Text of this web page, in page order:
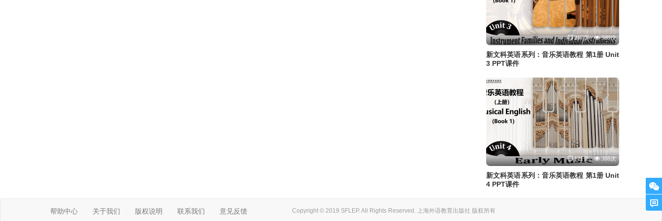
217页 580次
新文科英语系列：音乐英语教程 第1册 Unit
3 PPT课件
121页 388次
新文科英语系列：音乐英语教程 第1册 Unit
4 PPT课件
帮助中心 关于我们 版权说明 联系我们 意见反馈 Copyright © 2019 SFLEP. All Rights Reserved. 上海外语教育出版社 版权所有